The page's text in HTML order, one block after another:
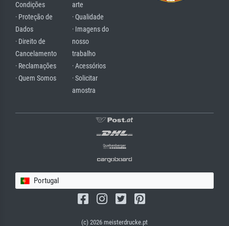
Condições
· Proteção de
Dados
· Direito de
Cancelamento
· Reclamações
· Quem Somos
arte
· Qualidade
· Imagens do
nosso
trabalho
· Acessórios
· Solicitar
amostra
Portugal
(c) 2026 meisterdrucke.pt